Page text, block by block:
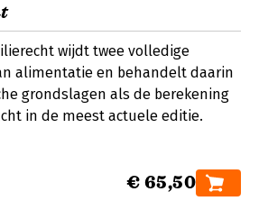
wijdt twee volledige
alimentatie en behandelt daarin
grondslagen als de berekening
in de meest actuele editie.
€ 65,50